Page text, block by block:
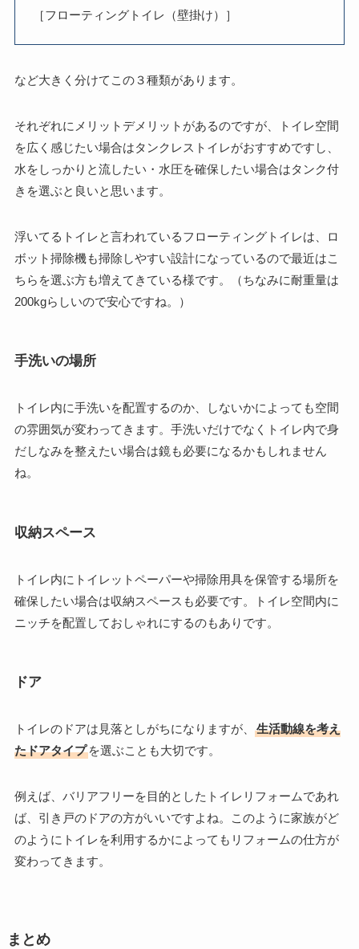
［フローティングトイレ（壁掛け）］
など大きく分けてこの３種類があります。
それぞれにメリットデメリットがあるのですが、トイレ空間
を広く感じたい場合はタンクレストイレがおすすめですし、
水をしっかりと流したい・水圧を確保したい場合はタンク付
きを選ぶと良いと思います。
浮いてるトイレと言われているフローティングトイレは、ロ
ボット掃除機も掃除しやすい設計になっているので最近はこ
ちらを選ぶ方も増えてきている様です。（ちなみに耐重量は
200kgらしいので安心ですね。）
手洗いの場所
トイレ内に手洗いを配置するのか、しないかによっても空間
の雰囲気が変わってきます。手洗いだけでなくトイレ内で身
だしなみを整えたい場合は鏡も必要になるかもしれません
ね。
収納スペース
トイレ内にトイレットペーパーや掃除用具を保管する場所を
確保したい場合は収納スペースも必要です。トイレ空間内に
ニッチを配置しておしゃれにするのもありです。
ドア
トイレのドアは見落としがちになりますが、
生活動線を考え
たドアタイプを選ぶことも大切です。
例えば、バリアフリーを目的としたトイレリフォームであれ
ば、引き戸のドアの方がいいですよね。このように家族がど
のようにトイレを利用するかによってもリフォームの仕方が
変わってきます。
まとめ